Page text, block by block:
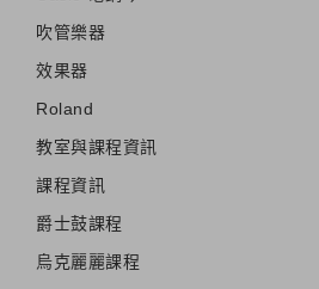
吹管樂器
效果器
Roland
教室與課程資訊
課程資訊
爵士鼓課程
烏克麗麗課程